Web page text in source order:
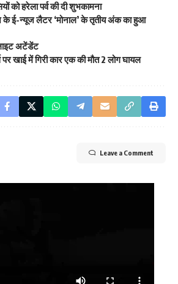
को हरेला पर्व की दी शुभकामना
के ई-न्यूज लैटर ‘मोनाल’ के तृतीय अंक का हुआ
अटेंडेंट
खाई में गिरी कार एक की मौत 2 लोग घायल
Leave a Comment